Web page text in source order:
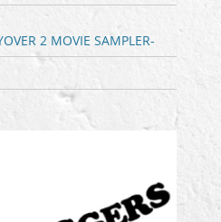
2 MOVIE SAMPLER-